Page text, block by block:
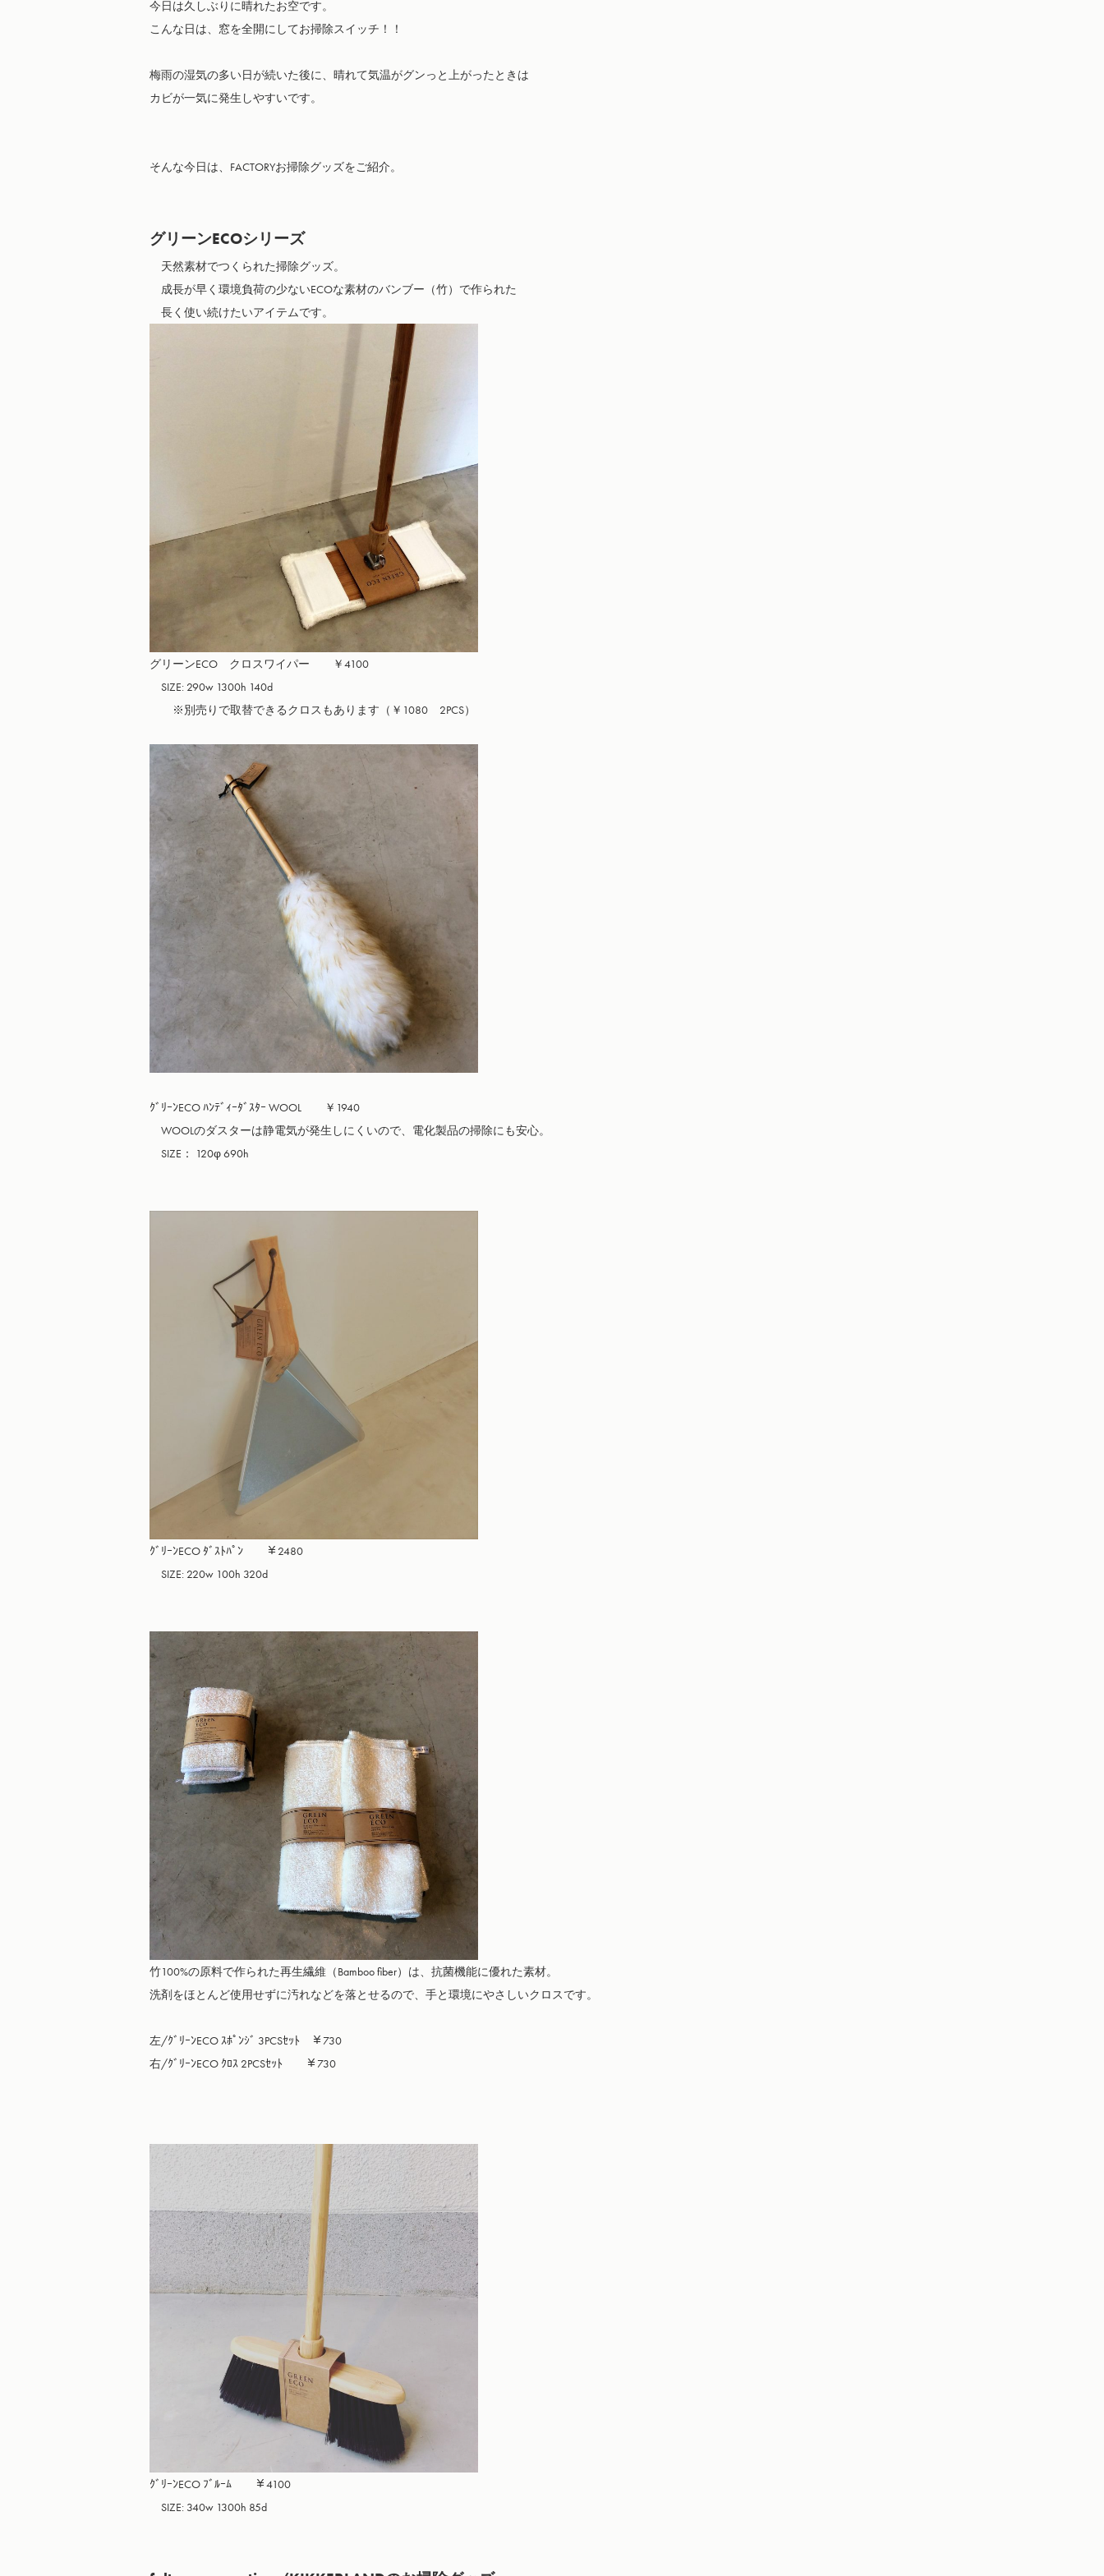
今日は久しぶりに晴れたお空です。
こんな日は、窓を全開にしてお掃除スイッチ！！
梅雨の湿気の多い日が続いた後に、晴れて気温がグンっと上がったときは
カビが一気に発生しやすいです。
そんな今日は、FACTORYお掃除グッズをご紹介。
グリーンECOシリーズ
天然素材でつくられた掃除グッズ。
成長が早く環境負荷の少ないECOな素材のバンブー（竹）で作られた
グリーンECO　クロスワイパー　　￥4100
SIZE: 290w 1300h 140d
※別売りで取替できるクロスもあります（￥1080　2PCS）
ｸﾞﾘｰﾝECO ﾊﾝﾃﾞｨｰﾀﾞｽﾀｰ WOOL　　￥1940
WOOLのダスターは静電気が発生しにくいので、電化製品の掃除にも安心。
SIZE： 120φ 690h
ｸﾞﾘｰﾝECO ﾀﾞｽﾄﾊﾟﾝ　　￥2480
SIZE: 220w 100h 320d
竹100%の原料で作られた再生繊維（Bamboo fiber）は、抗菌機能に優れた素材。
洗剤をほとんど使用せずに汚れなどを落とせるので、手と環境にやさしいクロスです。
左/ｸﾞﾘｰﾝECO ｽﾎﾟﾝｼﾞ 3PCSｾｯﾄ　￥730
右/ｸﾞﾘｰﾝECO ｸﾛｽ 2PCSｾｯﾄ　　￥730
ｸﾞﾘｰﾝECO ﾌﾞﾙｰﾑ　　￥4100
SIZE: 340w 1300h 85d